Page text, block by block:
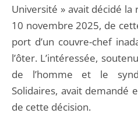
Université » avait décidé
10 novembre 2025, de
port d’un couvre-chef
l’ôter. L’intéressée,
de l’homme et le
Solidaires, avait demandé
de cette décision.